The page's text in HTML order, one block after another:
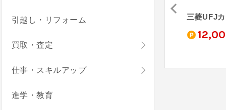
JCBカード S 三菱UFJ
引越し・リフォーム
買取・査定
仕事・スキルアップ
進学・教育